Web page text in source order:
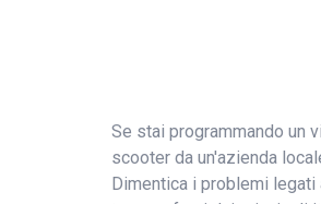
Se stai programmando un
scooter da un'azienda
Dimentica i problemi